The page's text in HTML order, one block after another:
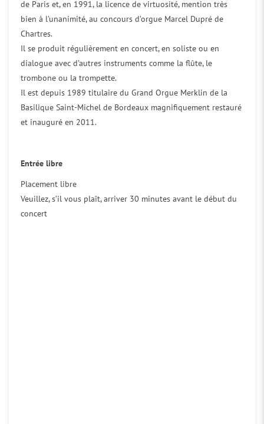
de Paris et, en 1991, la licence de virtuosité, mention très
bien à l’unanimité, au concours d’orgue Marcel Dupré de
Chartres.
Il se produit régulièrement en concert, en soliste ou en
dialogue avec d’autres instruments comme la flûte, le
trombone ou la trompette.
Il est depuis 1989 titulaire du Grand Orgue Merklin de la
Basilique Saint-Michel de Bordeaux magnifiquement restauré
et inauguré en 2011.
Entrée libre
Placement libre
Veuillez, s’il vous plaît, arriver 30 minutes avant le début du
concert